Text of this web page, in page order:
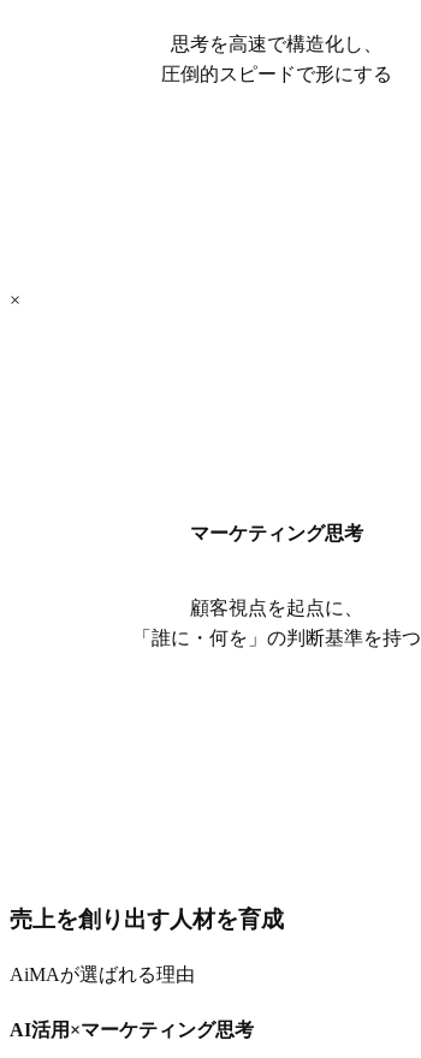
思考を高速で構造化し、
圧倒的スピードで形にする
×
マーケティング思考
顧客視点を起点に、
「誰に・何を」の判断基準を持つ
売上を創り出す人材を育成
AiMAが選ばれる理由
AI活用×マーケティング思考